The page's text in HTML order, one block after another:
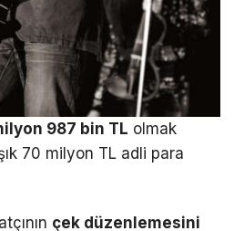
987 bin TL olmak
70 milyon TL adli para
çek düzenlemesini